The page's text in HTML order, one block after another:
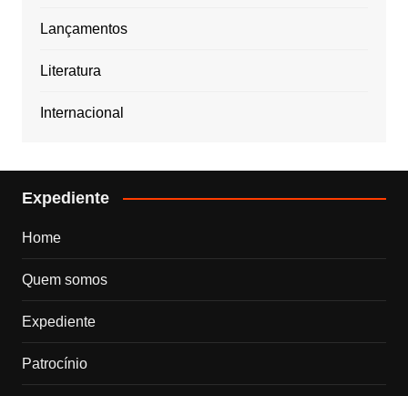
Lançamentos
Literatura
Internacional
Expediente
Home
Quem somos
Expediente
Patrocínio